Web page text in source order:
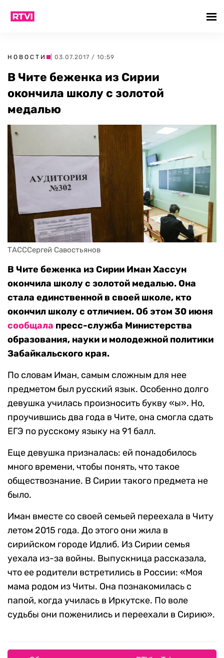
НОВОСТИ | 03.07.2017 / 10:59
В Чите беженка из Сирии
окончила школу с золотой
медалью
ТАСССергей Савостьянов
В Чите беженка из Сирии Иман Хассун
окончила школу с золотой медалью. Она
стала единственной в своей школе, кто
окончил школу с отличием. Об этом 30 июня
сообщала пресс-служба Министерства
образования, науки и молодежной политики
Забайкальского края.
По словам Иман, самым сложным для нее
предметом был русский язык. Особенно долго
девушка училась произносить букву «ы». Но,
проучившись два года в Чите, она смогла сдать
ЕГЭ по русскому языку на 91 балл.
Еще девушка призналась: ей понадобилось
много времени, чтобы понять, что такое
обществознание. В Сирии такого предмета не
было.
Иман вместе со своей семьей переехала в Читу
летом 2015 года. До этого они жила в
сирийском городе Идлиб. Из Сирии семья
уехала из-за войны. Выпускница рассказала,
что ее родители встретились в России: «Моя
мама родом из Читы. Она познакомилась с
папой, когда училась в Иркутске. По воле
судьбы они поженились и переехали в Сирию».